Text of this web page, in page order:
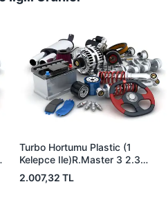
Turbo Hortumu Plastic (1
Kelepce Ile)R.Master 3 2.3
Cdio.Movano B 2.3 Cdti 2007- |
BREVETTE RN8404 | OEM
2.007,32 TL